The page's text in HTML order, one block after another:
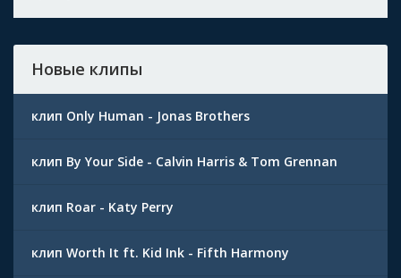
Новые клипы
клип Only Human - Jonas Brothers
клип By Your Side - Calvin Harris & Tom Grennan
клип Roar - Katy Perry
клип Worth It ft. Kid Ink - Fifth Harmony